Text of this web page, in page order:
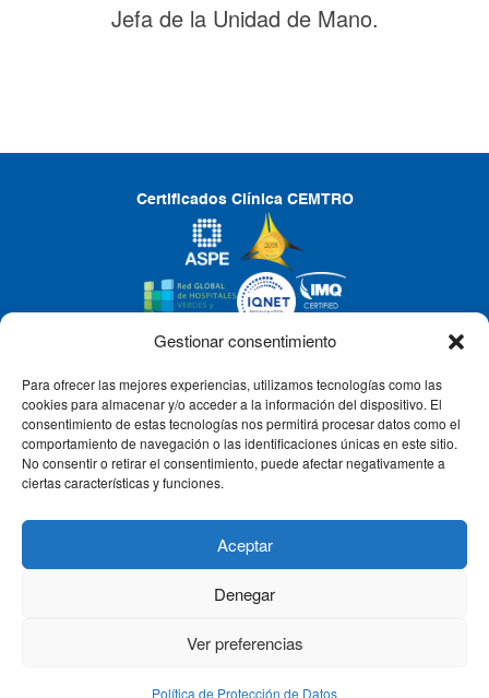
Gestionar consentimiento
Para ofrecer las mejores experiencias, utilizamos tecnologías como las
cookies para almacenar y/o acceder a la información del dispositivo. El
consentimiento de estas tecnologías nos permitirá procesar datos como el
comportamiento de navegación o las identificaciones únicas en este sitio.
No consentir o retirar el consentimiento, puede afectar negativamente a
ciertas características y funciones.
Aceptar
Denegar
Ver preferencias
Política de Protección de Datos
Jefa de la Unidad de Mano.
Certificados Clínica CEMTRO
CLÍNICA CEMTRO
QUIÉNES SOMOS